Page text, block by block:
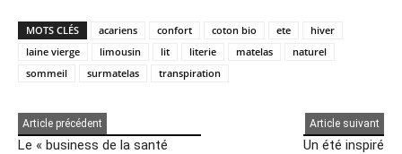
MOTS CLÉS acariens confort coton bio ete
hiver
laine vierge
limousin lit literie matelas
naturel
sommeil
surmatelas transpiration
Article précédent
Le « business de la santé
Article suivant
Un été inspiré